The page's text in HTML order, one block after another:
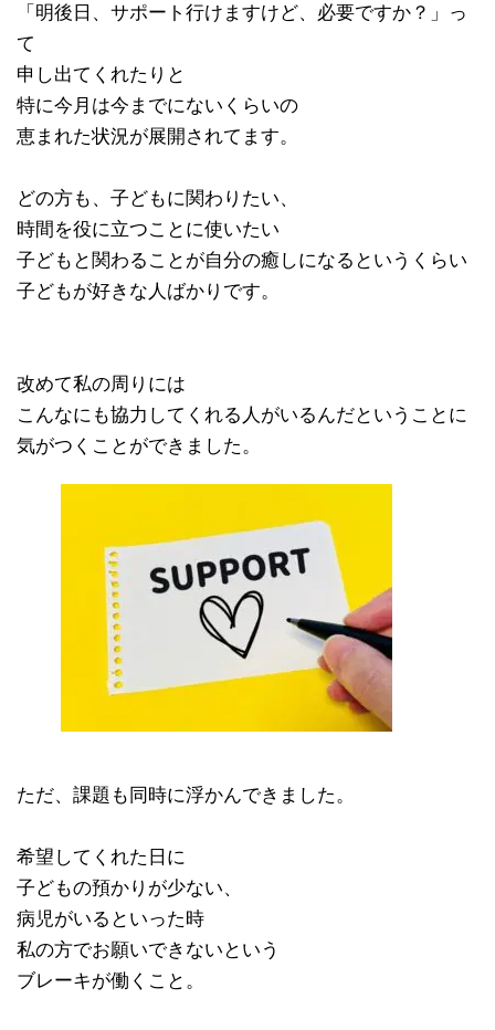
「明後日、サポート行けますけど、必要ですか？」っ
て
申し出てくれたりと
特に今月は今までにないくらいの
恵まれた状況が展開されてます。
どの方も、子どもに関わりたい、
時間を役に立つことに使いたい
子どもと関わることが自分の癒しになるというくらい
子どもが好きな人ばかりです。
改めて私の周りには
こんなにも協力してくれる人がいるんだということに
気がつくことができました。
ただ、課題も同時に浮かんできました。
希望してくれた日に
子どもの預かりが少ない、
病児がいるといった時
私の方でお願いできないという
ブレーキが働くこと。